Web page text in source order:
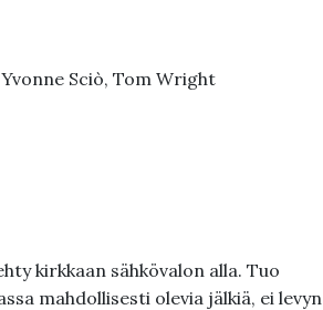
Sciò, Tom Wright
kirkkaan sähkövalon alla. Tuo
mahdollisesti olevia jälkiä, ei levyn